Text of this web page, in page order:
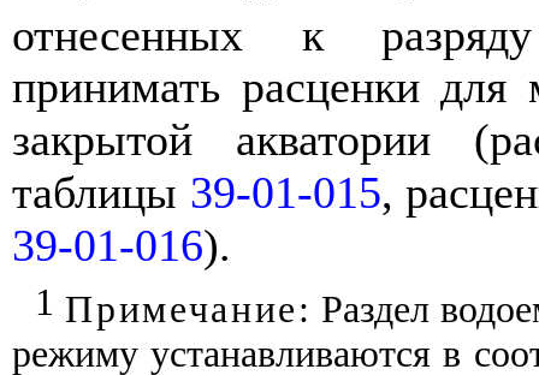
отнесенных к
принимать расценки для
закрытой акватории
таблицы 39-01-015,
39-01-016).
1 Примечание: Раздел
режиму устанавливаются в